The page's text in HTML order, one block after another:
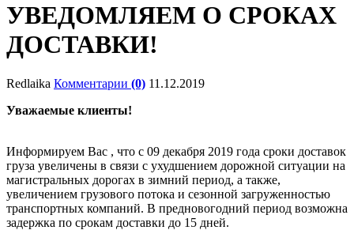
УВЕДОМЛЯЕМ О СРОКАХ
ДОСТАВКИ!
Redlaika Комментарии (0) 11.12.2019
Уважаемые клиенты!
Информируем Вас , что с 09 декабря 2019 года сроки доставок
груза увеличены в связи с ухудшением дорожной ситуации на
магистральных дорогах в зимний период, а также,
увеличением грузового потока и сезонной загруженностью
транспортных компаний. В предновогодний период возможна
задержка по срокам доставки до 15 дней.